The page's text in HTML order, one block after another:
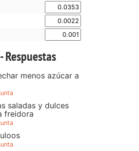
Respuestas
menos azúcar a
saladas y dulces
freidora